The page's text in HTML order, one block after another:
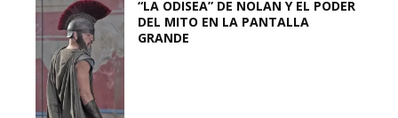
“LA ODISEA” DE NOLAN Y EL PODER
DEL MITO EN LA PANTALLA
GRANDE